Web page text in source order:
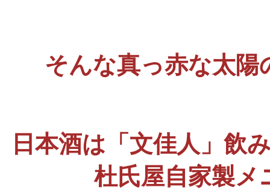
そんな真っ赤な太
日本酒は「文佳人」飲
杜氏屋自家製メ